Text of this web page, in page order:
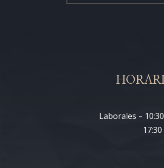
Laborales –
17:30 a